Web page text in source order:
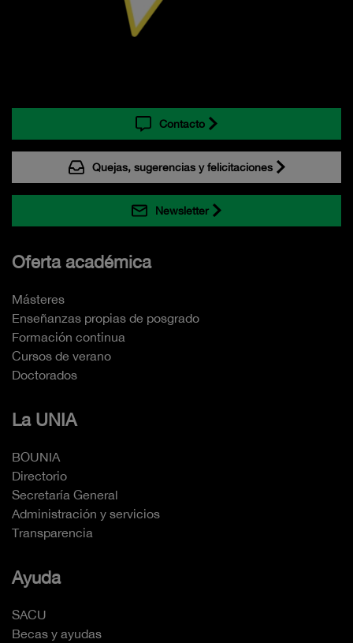
Contacto
Quejas, sugerencias y felicitaciones
Newsletter
Oferta académica
Másteres
Enseñanzas propias de posgrado
Formación continua
Cursos de verano
Doctorados
La UNIA
BOUNIA
Directorio
Secretaría General
Administración y servicios
Transparencia
Ayuda
SACU
Becas y ayudas